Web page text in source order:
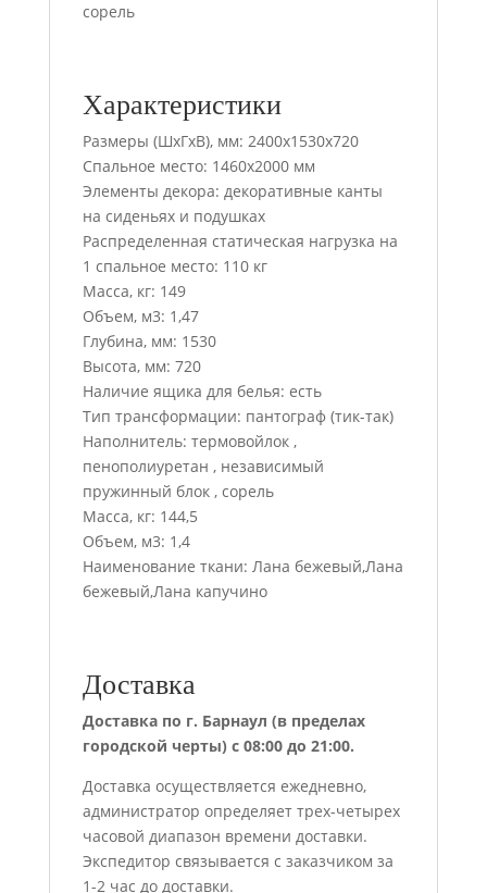
сорель
Характеристики
Размеры (ШхГхВ), мм: 2400х1530х720
Спальное место: 1460х2000 мм
Элементы декора: декоративные канты
на сиденьях и подушках
Распределенная статическая нагрузка на
1 спальное место: 110 кг
Масса, кг: 149
Объем, м3: 1,47
Глубина, мм: 1530
Высота, мм: 720
Наличие ящика для белья: есть
Тип трансформации: пантограф (тик-так)
Наполнитель: термовойлок ,
пенополиуретан , независимый
пружинный блок , сорель
Масса, кг: 144,5
Объем, м3: 1,4
Наименование ткани: Лана бежевый,Лана
бежевый,Лана капучино
Доставка
Доставка по г. Барнаул (в пределах
городской черты) с 08:00 до 21:00.
Доставка осуществляется ежедневно,
администратор определяет трех-четырех
часовой диапазон времени доставки.
Экспедитор связывается с заказчиком за
1-2 час до доставки.